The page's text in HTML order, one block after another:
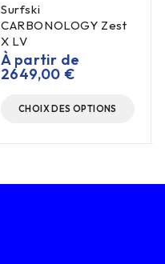
Surfski
CARBONOLOGY Zest
X LV
À partir de
2649,00€
CHOIX DES OPTIONS